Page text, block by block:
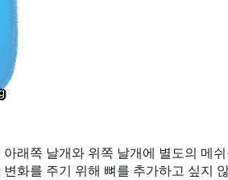
래쪽 날개와 위쪽 날개에 별도의 메
화를 주기 위해 뼈를 추가하고 싶지